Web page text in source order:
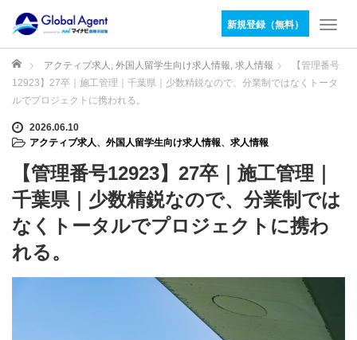
新規登録（無料）
T
g
g
g
a
t
n
ホーム アクティブ求人 , 外国人留学生向け求人情報, 求人情報
【管理番号
12923】27卒｜施工管理｜千葉県｜少数精鋭なので、分業制ではなくトータ
ルでプロジェクトに携われる。
2026.06.10
アクティブ求人、 外国人留学生向け求人情報、 求人情報
【管理番号12923】27卒｜施工管理｜
千葉県｜少数精鋭なので、分業制では
なくトータルでプロジェクトに携わ
れる。